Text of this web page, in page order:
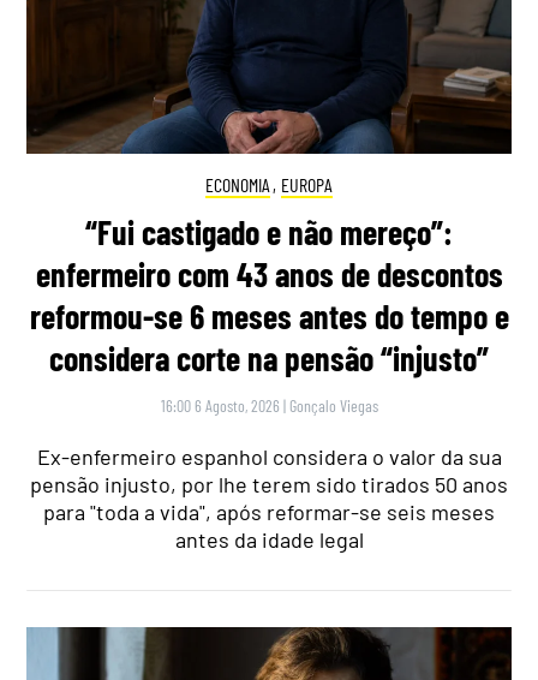
ECONOMIA , EUROPA
“Fui castigado e não mereço”:
enfermeiro com 43 anos de descontos
reformou-se 6 meses antes do tempo e
considera corte na pensão “injusto”
16:00 6 Agosto, 2026 | Gonçalo Viegas
Ex-enfermeiro espanhol considera o valor da sua
pensão injusto, por lhe terem sido tirados 50 anos
para "toda a vida", após reformar-se seis meses
antes da idade legal